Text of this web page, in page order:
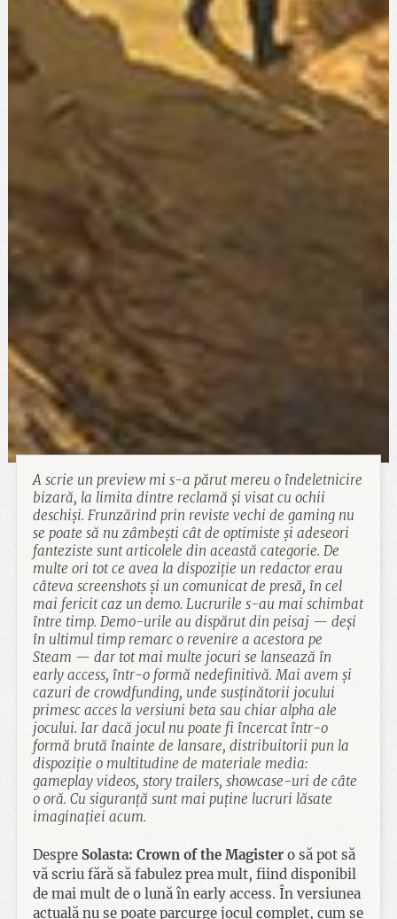
A scrie un preview mi s-a părut mereu o îndeletnicire
bizară, la limita dintre reclamă și visat cu ochii
deschiși. Frunzărind prin reviste vechi de gaming nu
se poate să nu zâmbești cât de optimiste și adeseori
fanteziste sunt articolele din această categorie. De
multe ori tot ce avea la dispoziție un redactor erau
câteva screenshots și un comunicat de presă, în cel
mai fericit caz un demo. Lucrurile s-au mai schimbat
între timp. Demo-urile au dispărut din peisaj — deși
în ultimul timp remarc o revenire a acestora pe
Steam — dar tot mai multe jocuri se lansează în
early access, într-o formă nedefinitivă. Mai avem și
cazuri de crowdfunding, unde susținătorii jocului
primesc acces la versiuni beta sau chiar alpha ale
jocului. Iar dacă jocul nu poate fi încercat într-o
formă brută înainte de lansare, distribuitorii pun la
dispoziție o multitudine de materiale media:
gameplay videos, story trailers, showcase-uri de câte
o oră. Cu siguranță sunt mai puține lucruri lăsate
imaginației acum.
Despre Solasta: Crown of the Magistero să pot să
vă scriu fără să fabulez prea mult, fiind disponibil
de mai mult de o lună în early access. În versiunea
actuală nu se poate parcurge jocul complet, cum se